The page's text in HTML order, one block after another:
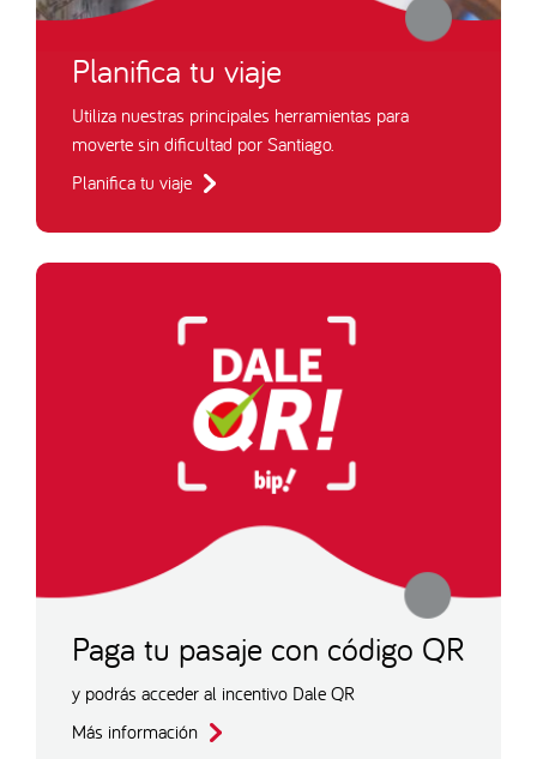
Planifica tu viaje
Utiliza nuestras principales herramientas para
moverte sin dificultad por Santiago.
Planifica tu viaje
Paga tu pasaje con código QR
y podrás acceder al incentivo Dale QR
Más información